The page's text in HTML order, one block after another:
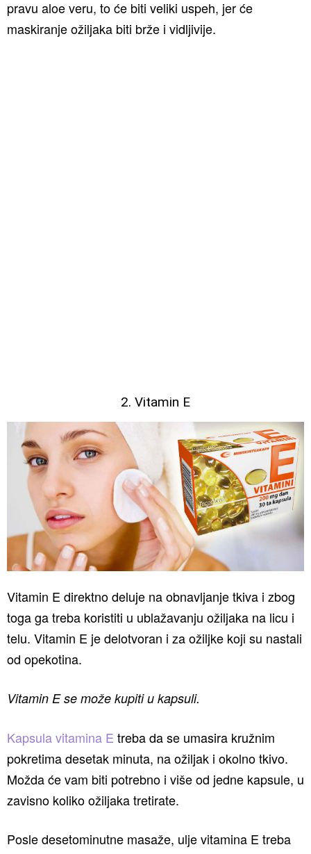
pravu aloe veru, to će biti veliki uspeh, jer će
maskiranje ožiljaka biti brže i vidljivije.
2. Vitamin E
Vitamin E direktno deluje na obnavljanje tkiva i zbog
toga ga treba koristiti u ublažavanju ožiljaka na licu i
telu. Vitamin E je delotvoran i za ožiljke koji su nastali
od opekotina.
Vitamin E se može kupiti u kapsuli.
Kapsula vitamina E treba da se umasira kružnim
pokretima desetak minuta, na ožiljak i okolno tkivo.
Možda će vam biti potrebno i više od jedne kapsule, u
zavisno koliko ožiljaka tretirate.
Posle desetominutne masaže, ulje vitamina E treba